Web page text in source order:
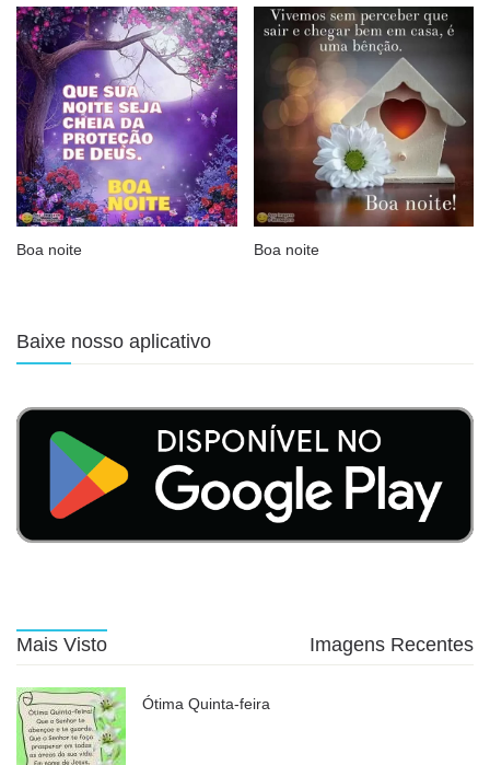
Boa noite Boa noite
Baixe nosso aplicativo
Mais Visto Imagens Recentes
Ótima Quinta-feira